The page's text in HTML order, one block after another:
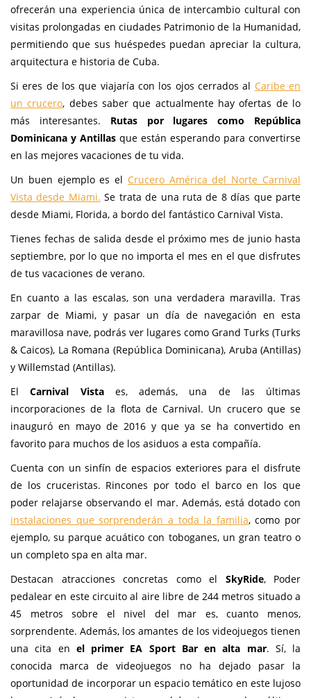
ofrecerán una experiencia única de intercambio cultural con
visitas prolongadas en ciudades Patrimonio de la Humanidad,
permitiendo que sus huéspedes puedan apreciar la cultura,
arquitectura e historia de Cuba.
Si eres de los que viajaría con los ojos cerrados al Caribe en
un crucero, debes saber que actualmente hay ofertas de lo
más interesantes. Rutas por lugares como República
Dominicana y Antillas que están esperando para convertirse
en las mejores vacaciones de tu vida.
Un buen ejemplo es el Crucero América del Norte Carnival
Vista desde Miami. Se trata de una ruta de 8 días que parte
desde Miami, Florida, a bordo del fantástico Carnival Vista.
Tienes fechas de salida desde el próximo mes de junio hasta
septiembre, por lo que no importa el mes en el que disfrutes
de tus vacaciones de verano.
En cuanto a las escalas, son una verdadera maravilla. Tras
zarpar de Miami, y pasar un día de navegación en esta
maravillosa nave, podrás ver lugares como Grand Turks (Turks
& Caicos), La Romana (República Dominicana), Aruba (Antillas)
y Willemstad (Antillas).
ElCarnival Vistaes, además, una de las últimas
incorporaciones de la flota de Carnival. Un crucero que se
inauguró en mayo de 2016 y que ya se ha convertido en
favorito para muchos de los asiduos a esta compañía.
Cuenta con un sinfín de espacios exteriores para el disfrute
de los cruceristas. Rincones por todo el barco en los que
poder relajarse observando el mar. Además, está dotado con
instalaciones que sorprenderán a toda la familia, como por
ejemplo, su parque acuático con toboganes, un gran teatro o
un completo spa en alta mar.
Destacan atracciones concretas como el SkyRide, Poder
pedalear en este circuito al aire libre de 244 metros situado a
45 metros sobre el nivel del mar es, cuanto menos,
sorprendente. Además, los amantes de los videojuegos tienen
una cita en el primer EA Sport Bar en alta mar. Sí, la
conocida marca de videojuegos no ha dejado pasar la
oportunidad de incorporar un espacio temático en este lujoso